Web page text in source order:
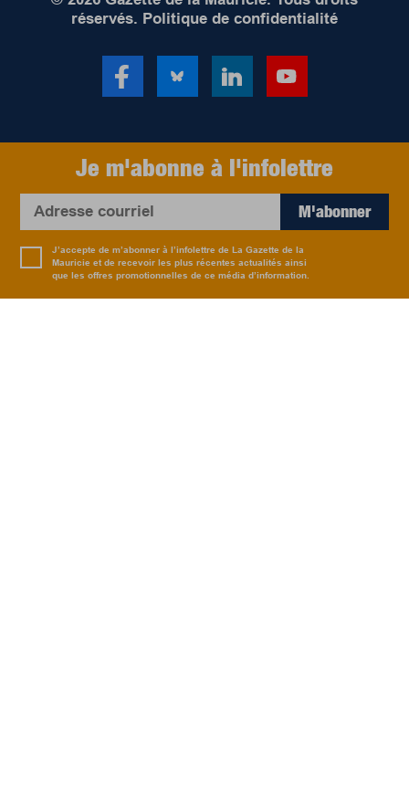
réservés. Politique de confidentialité
Je m'abonne à l'infolettre
M'abonner
J’accepte de m’abonner à l’infolettre de La Gazette de la
Mauricie et de recevoir les plus récentes actualités ainsi
que les offres promotionnelles de ce média d’information.